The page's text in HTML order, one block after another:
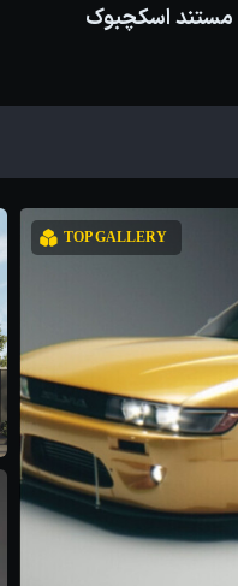
اسکچبوک
TOP GALLERY